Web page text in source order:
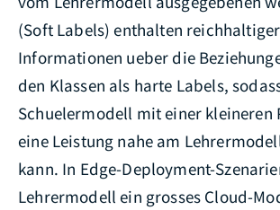
(Soft Labels) enthalten
Informationen ueber die
den Klassen als harte Labels,
Schuelermodell mit einer kleineren
eine Leistung nahe am
kann. In Edge-Deployment-
Lehrermodell ein grosses Cloud-